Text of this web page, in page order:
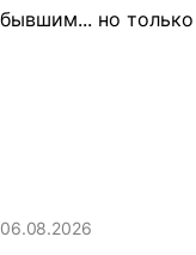
06.08.2026